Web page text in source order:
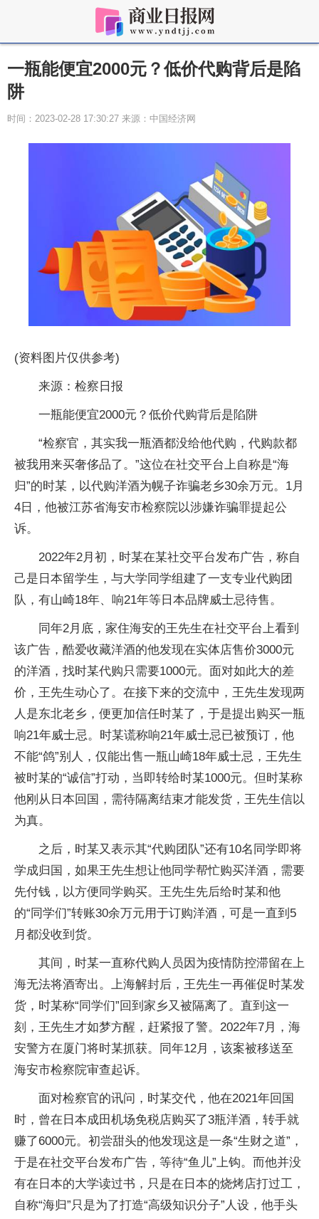
一瓶能便宜2000元？低价代购背后是陷
阱
时间：2023-02-28 17:30:27 来源：中国经济网
(资料图片仅供参考)
来源：检察日报
一瓶能便宜2000元？低价代购背后是陷阱
“检察官，其实我一瓶酒都没给他代购，代购款都
被我用来买奢侈品了。”这位在社交平台上自称是“海
归”的时某，以代购洋酒为幌子诈骗老乡30余万元。1月
4日，他被江苏省海安市检察院以涉嫌诈骗罪提起公
诉。
2022年2月初，时某在某社交平台发布广告，称自
己是日本留学生，与大学同学组建了一支专业代购团
队，有山崎18年、响21年等日本品牌威士忌待售。
同年2月底，家住海安的王先生在社交平台上看到
该广告，酷爱收藏洋酒的他发现在实体店售价3000元
的洋酒，找时某代购只需要1000元。面对如此大的差
价，王先生动心了。在接下来的交流中，王先生发现两
人是东北老乡，便更加信任时某了，于是提出购买一瓶
响21年威士忌。时某谎称响21年威士忌已被预订，他
不能“鸽”别人，仅能出售一瓶山崎18年威士忌，王先生
被时某的“诚信”打动，当即转给时某1000元。但时某称
他刚从日本回国，需待隔离结束才能发货，王先生信以
为真。
之后，时某又表示其“代购团队”还有10名同学即将
学成归国，如果王先生想让他同学帮忙购买洋酒，需要
先付钱，以方便同学购买。王先生先后给时某和他
的“同学们”转账30余万元用于订购洋酒，可是一直到5
月都没收到货。
其间，时某一直称代购人员因为疫情防控滞留在上
海无法将酒寄出。上海解封后，王先生一再催促时某发
货，时某称“同学们”回到家乡又被隔离了。直到这一
刻，王先生才如梦方醒，赶紧报了警。2022年7月，海
安警方在厦门将时某抓获。同年12月，该案被移送至
海安市检察院审查起诉。
面对检察官的讯问，时某交代，他在2021年回国
时，曾在日本成田机场免税店购买了3瓶洋酒，转手就
赚了6000元。初尝甜头的他发现这是一条“生财之道”，
于是在社交平台发布广告，等待“鱼儿”上钩。而他并没
有在日本的大学读过书，只是在日本的烧烤店打过工，
自称“海归”只是为了打造“高级知识分子”人设，他手头